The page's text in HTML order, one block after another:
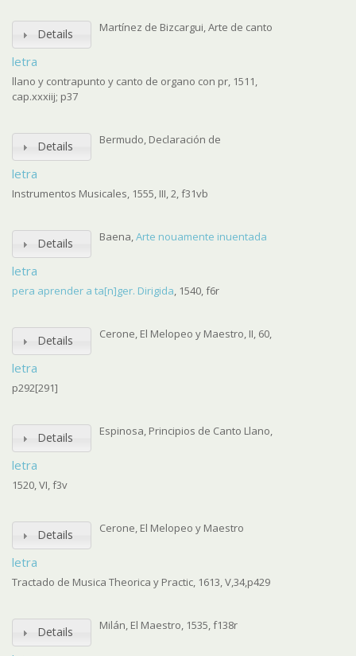
Details
letra
Martínez de Bizcargui, Arte de canto
llano y contrapunto y canto de organo con pr, 1511,
cap.xxxiij; p37
Details
letra
Bermudo, Declaración de
Instrumentos Musicales, 1555, III, 2, f31vb
Details
letra
Baena,Arte nouamente inuentada
pera aprender a ta[n]ger. Dirigida, 1540, f6r
Details
letra
Cerone, El Melopeo y Maestro, II, 60,
p292[291]
Details
letra
Espinosa, Principios de Canto Llano,
1520, VI, f3v
Details
letra
Cerone, El Melopeo y Maestro
Tractado de Musica Theorica y Practic, 1613, V,34,p429
Details Milán, El Maestro, 1535, f138r